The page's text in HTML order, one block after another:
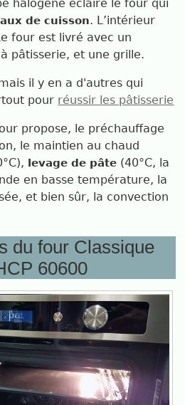
halogène éclaire le four qui
de cuisson. L’intérieur
four est livré avec un
pâtisserie, et une grille.
il y en a d'autres qui
pour réussir les pâtisserie
propose, le préchauffage
le maintien au chaud
levage de pâte (40°C, la
en basse température, la
et bien sûr, la convection
du four Classique
60600